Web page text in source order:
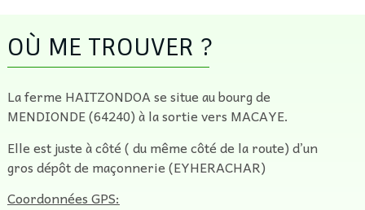
OÙ ME TROUVER ?
La ferme HAITZONDOA se situe au bourg de
MENDIONDE (64240) à la sortie vers MACAYE.
Elle est juste à côté ( du même côté de la route) d’un
gros dépôt de maçonnerie (EYHERACHAR)
Coordonnées GPS: